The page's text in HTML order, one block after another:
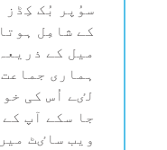
سوُپر بُک کِڈز
کے شامِل
میل کے
ہماری
لٸے اُس کی
جا سکے آپ
ویب ساٸٹ